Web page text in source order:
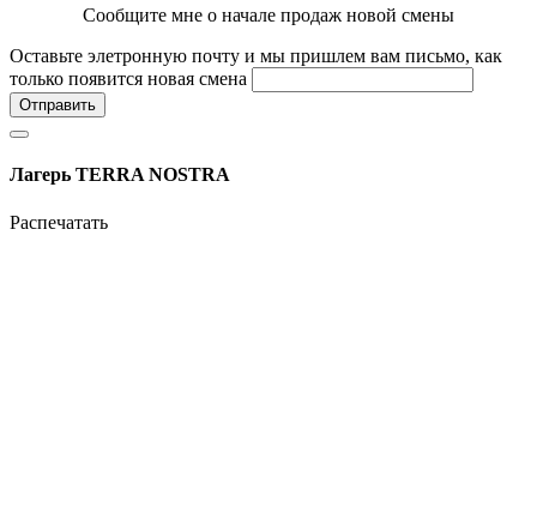
Сообщите мне о начале продаж новой смены
Оставьте элетронную почту и мы пришлем вам письмо, как
только появится новая смена
Отправить
Лагерь TERRA NOSTRA
Распечатать